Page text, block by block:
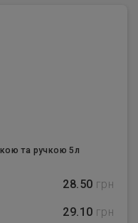
та ручкою 5л
28.50 грн
29.10 грн